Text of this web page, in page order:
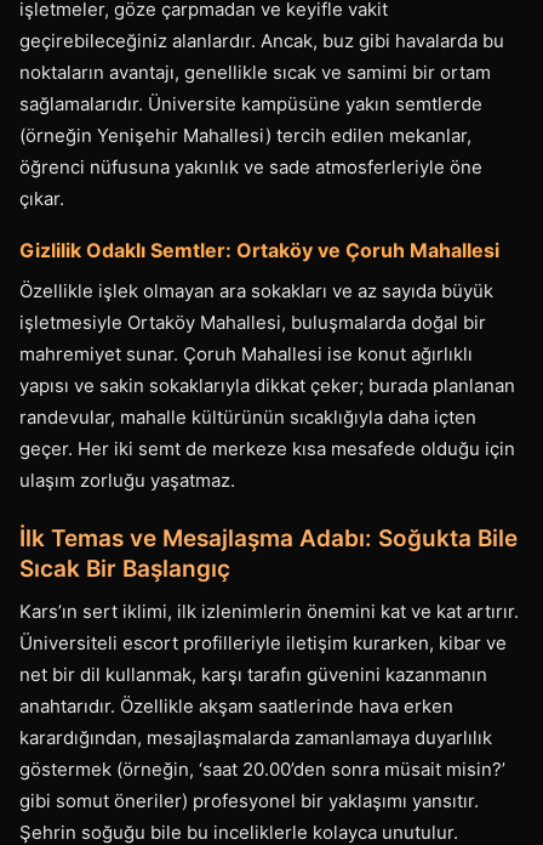
işletmeler, göze çarpmadan ve keyifle vakit
geçirebileceğiniz alanlardır. Ancak, buz gibi havalarda bu
noktaların avantajı, genellikle sıcak ve samimi bir ortam
sağlamalarıdır. Üniversite kampüsüne yakın semtlerde
(örneğin Yenişehir Mahallesi) tercih edilen mekanlar,
öğrenci nüfusuna yakınlık ve sade atmosferleriyle öne
çıkar.
Gizlilik Odaklı Semtler: Ortaköy ve Çoruh Mahallesi
Özellikle işlek olmayan ara sokakları ve az sayıda büyük
işletmesiyle Ortaköy Mahallesi, buluşmalarda doğal bir
mahremiyet sunar. Çoruh Mahallesi ise konut ağırlıklı
yapısı ve sakin sokaklarıyla dikkat çeker; burada planlanan
randevular, mahalle kültürünün sıcaklığıyla daha içten
geçer. Her iki semt de merkeze kısa mesafede olduğu için
ulaşım zorluğu yaşatmaz.
İlk Temas ve Mesajlaşma Adabı: Soğukta Bile
Sıcak Bir Başlangıç
Kars’ın sert iklimi, ilk izlenimlerin önemini kat ve kat artırır.
Üniversiteli escort profilleriyle iletişim kurarken, kibar ve
net bir dil kullanmak, karşı tarafın güvenini kazanmanın
anahtarıdır. Özellikle akşam saatlerinde hava erken
karardığından, mesajlaşmalarda zamanlamaya duyarlılık
göstermek (örneğin, ‘saat 20.00’den sonra müsait misin?’
gibi somut öneriler) profesyonel bir yaklaşımı yansıtır.
Şehrin soğuğu bile bu inceliklerle kolayca unutulur.